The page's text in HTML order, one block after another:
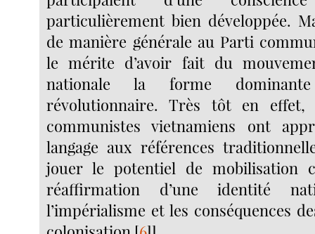
particulièrement bien développée.
de manière générale au Parti
le mérite d’avoir fait du
nationale la forme
révolutionnaire. Très tôt en effet,
communistes vietnamiens ont
langage aux références
jouer le potentiel de mobilisation
réaffirmation d’une identité
l’impérialisme et les conséquences